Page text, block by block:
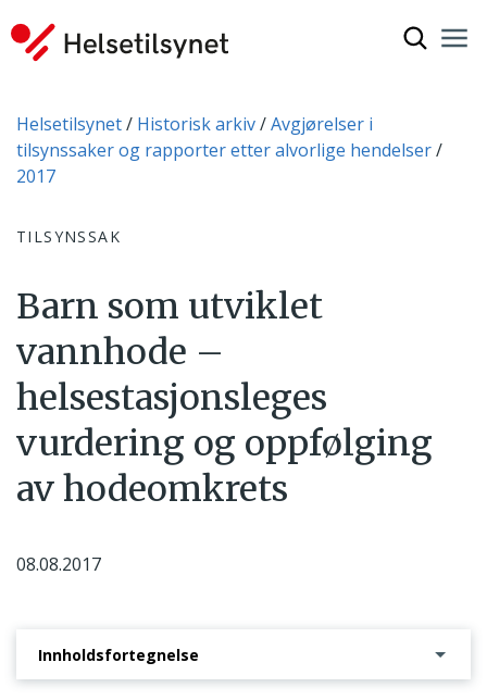
Du er her:
Helsetilsynet Historisk arkiv
Avgjørelser i
tilsynssaker og rapporter etter alvorlige hendelser
2017
TILSYNSSAK
Barn som utviklet
vannhode –
helsestasjonsleges
vurdering og oppfølging
av hodeomkrets
08.08.2017
Innholdsfortegnelse